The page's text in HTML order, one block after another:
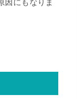
因にもなりま